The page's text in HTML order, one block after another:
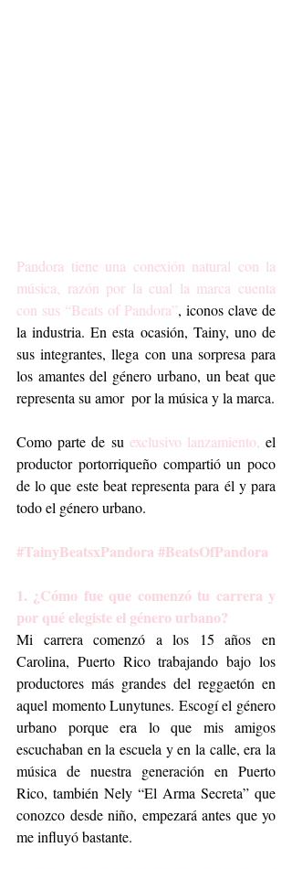
Pandora tiene una conexión natural con la
música, razón por la cual la marca cuenta
con sus “Beats of Pandora”, iconos clave de
la industria. En esta ocasión, Tainy, uno de
sus integrantes, llega con una sorpresa para
los amantes del género urbano, un beat que
representa su amor  por la música y la marca.
Como parte de su exclusivo lanzamiento, el
productor portorriqueño compartió un poco
de lo que este beat representa para él y para
todo el género urbano.
#TainyBeatsxPandora #BeatsOfPandora
1. ¿Cómo fue que comenzó tu carrera y
por qué elegiste el género urbano?
Mi carrera comenzó a los 15 años en
Carolina, Puerto Rico trabajando bajo los
productores más grandes del reggaetón en
aquel momento Lunytunes. Escogí el género
urbano porque era lo que mis amigos
escuchaban en la escuela y en la calle, era la
música de nuestra generación en Puerto
Rico, también Nely “El Arma Secreta” que
conozco desde niño, empezará antes que yo
me influyó bastante.